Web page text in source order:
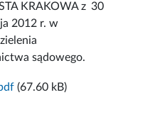
KRAKOWA z
2012 r. w
sądowego.
30
(67.60 kB)